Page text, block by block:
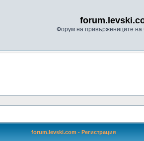
Форум на привържениците
forum.levski.com - Регистрация